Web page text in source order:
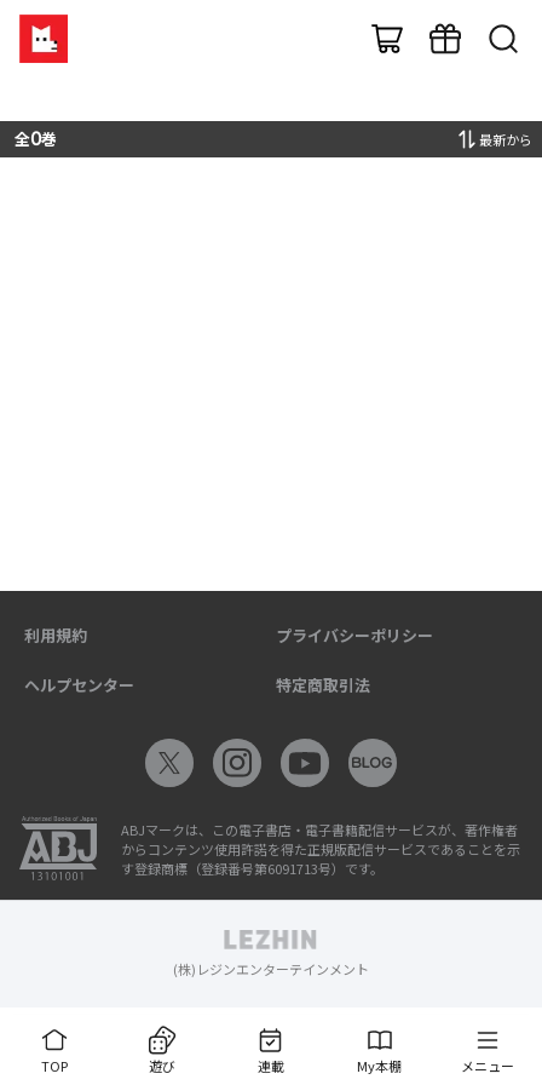
全0巻 最新から
TOP 遊び 連載 My本棚 メニュー
利用規約 プライバシーポリシー
ヘルプセンター 特定商取引法
ABJマークは、この電子書店・電子書籍配信サービスが、著作権者
からコンテンツ使用許諾を得た正規版配信サービスであることを示
す登録商標（登録番号第6091713号）です。
(株)レジンエンターテインメント